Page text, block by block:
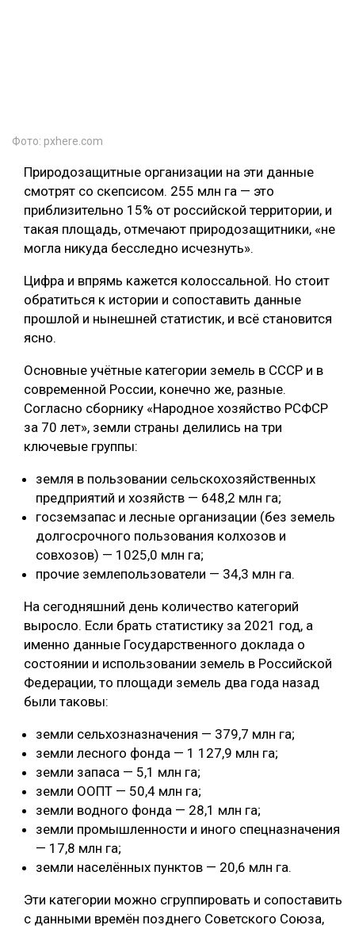
Фото: pxhere.com
Природозащитные организации на эти данные
смотрят со скепсисом. 255 млн га — это
приблизительно 15% от российской территории, и
такая площадь, отмечают природозащитники, «не
могла никуда бесследно исчезнуть».
Цифра и впрямь кажется колоссальной. Но стоит
обратиться к истории и сопоставить данные
прошлой и нынешней статистик, и всё становится
ясно.
Основные учётные категории земель в СССР и в
современной России, конечно же, разные.
Согласно сборнику «Народное хозяйство РСФСР
за 70 лет», земли страны делились на три
ключевые группы:
земля в пользовании сельскохозяйственных
предприятий и хозяйств — 648,2 млн га;
госземзапас и лесные организации (без земель
долгосрочного пользования колхозов и
совхозов) — 1025,0 млн га;
прочие землепользователи — 34,3 млн га.
На сегодняшний день количество категорий
выросло. Если брать статистику за 2021 год, а
именно данные Государственного доклада о
состоянии и использовании земель в Российской
Федерации, то площади земель два года назад
были таковы:
земли сельхозназначения — 379,7 млн га;
земли лесного фонда — 1 127,9 млн га;
земли запаса — 5,1 млн га;
земли ООПТ — 50,4 млн га;
земли водного фонда — 28,1 млн га;
земли промышленности и иного спецназначения
— 17,8 млн га;
земли населённых пунктов — 20,6 млн га.
Эти категории можно сгруппировать и сопоставить
с данными времён позднего Советского Союза,